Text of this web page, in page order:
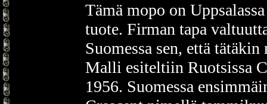
Tämä mopo on
tuote. Firman tapa
Suomessa sen, että
Malli esiteltiin Ruotsissa
1956. Suomessa